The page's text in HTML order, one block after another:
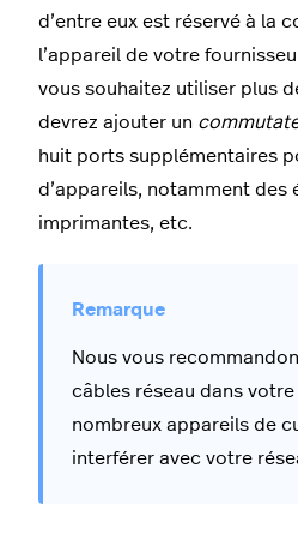
d’entre eux est réservé à la
l’appareil de votre
vous souhaitez utiliser plus
devrez ajouter un
huit ports supplémentaires
d’appareils, notamment des
imprimantes, etc.
Nous vous
câbles réseau dans
nombreux appareils de
interférer avec votre